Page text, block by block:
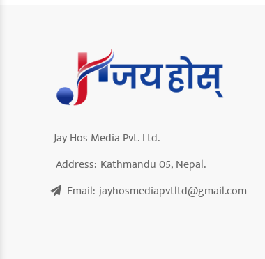
Jay Hos Media Pvt. Ltd.
Address: Kathmandu 05, Nepal.
Email: jayhosmediapvtltd@gmail.com